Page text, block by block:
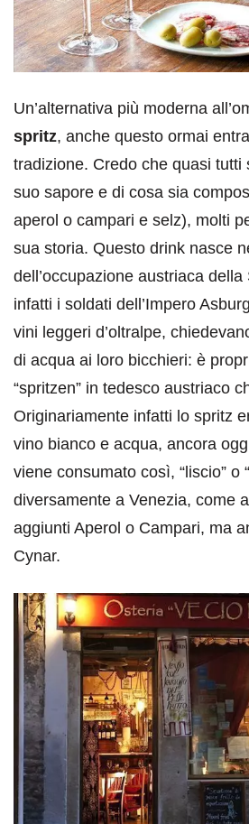
Un’alternativa più moderna
spritz, anche questo ormai
tradizione. Credo che quasi tutti
suo sapore e di cosa sia
aperol o campari e selz), molti
sua storia. Questo drink nasce
dell’occupazione austriaca
infatti i soldati dell’Impero
vini leggeri d’oltralpe,
di acqua ai loro bicchieri: è
“spritzen” in tedesco austriaco
Originariamente infatti lo spritz
vino bianco e acqua, ancora
viene consumato così, “liscio” o
diversamente a Venezia, come
aggiunti Aperol o Campari, ma
Cynar.